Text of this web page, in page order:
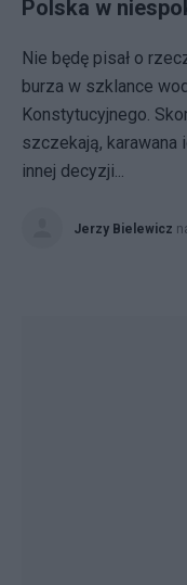
Polska w
Nie będę pisał o
burza w szklance
Konstytucyjnego.
szczekają, karawana
innej decyzji...
Jerzy Bielewicz